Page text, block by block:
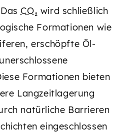
DasCO₂ wird schließlich
Formationen wie
erschöpfte Öl-
Formationen bieten
Langzeitlagerung
natürliche Barrieren
eingeschlossen